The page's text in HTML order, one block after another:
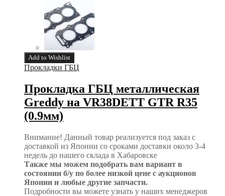
Add to Wishlist
Прокладки ГБЦ
Прокладка ГБЦ металлическая
Greddy на VR38DETT GTR R35
(0.9мм)
Внимание! Данный товар реализуется под заказ с
доставкой из Японии со сроками доставки около 3-4
недель до нашего склада в Хабаровске
Также мы можем подобрать вам вариант в
состоянии б/у по более низкой цене с аукционов
Японии и любые другие запчасти.
Подробности вы можете узнать у наших менеджеров